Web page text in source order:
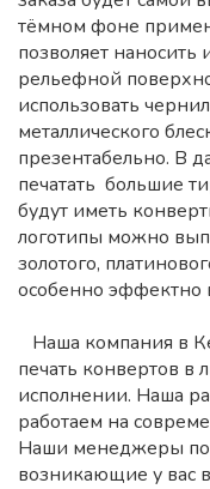
тёмном фоне
позволяет
рельефной
использовать
металлического
презентабельно. В
печатать большие
будут иметь
логотипы можно
золотого,
особенно эффектно
Наша компания в
печать конвертов в
исполнении. Наша
работаем на
Наши менеджеры
возникающие у вас